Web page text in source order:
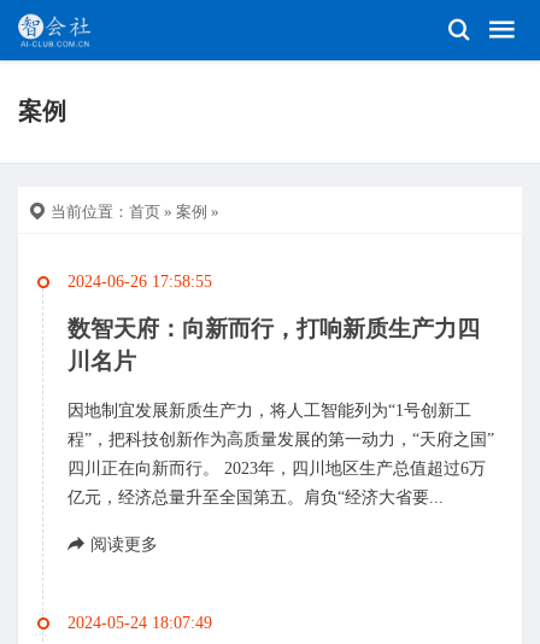
案例
当前位置： 首页 » 案例 »
2024-06-26 17:58:55
数智天府：向新而行，打响新质生产力四
川名片
因地制宜发展新质生产力，将人工智能列为“1号创新工
程”，把科技创新作为高质量发展的第一动力，“天府之国”
四川正在向新而行。 2023年，四川地区生产总值超过6万
亿元，经济总量升至全国第五。肩负“经济大省要...
阅读更多
2024-05-24 18:07:49